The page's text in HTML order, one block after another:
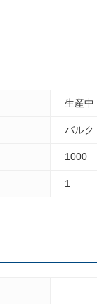
生産中
バルク
1000
1